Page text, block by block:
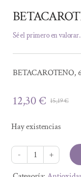
Sé el primero en valorar.
BETACAROTENO,
15,19€El
12,30€
El
es:
Hay existencias